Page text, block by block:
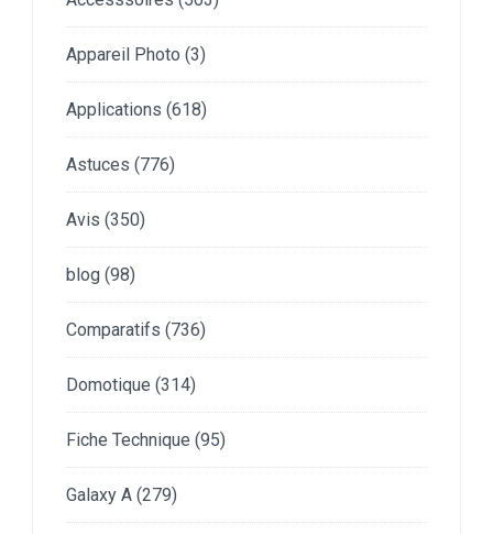
Appareil Photo (3)
Applications (618)
Astuces (776)
Avis (350)
blog (98)
Comparatifs (736)
Domotique (314)
Fiche Technique (95)
Galaxy A (279)